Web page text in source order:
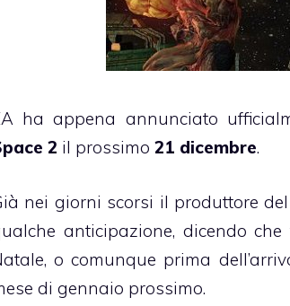
ha appena annunciato
2 il prossimo 21 dicembre.
nei giorni scorsi il produttore
anticipazione, dicendo
o comunque prima
di gennaio prossimo.